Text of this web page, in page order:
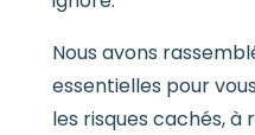
Nous avons
essentielles pour
les risques cachés,